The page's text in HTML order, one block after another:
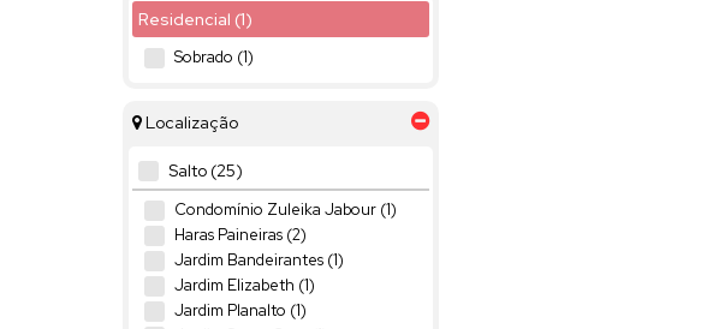
Residencial (1)
Sobrado (1)
Localização
Salto (25)
Condomínio Zuleika Jabour (1)
Haras Paineiras (2)
Jardim Bandeirantes (1)
Jardim Elizabeth (1)
Jardim Planalto (1)